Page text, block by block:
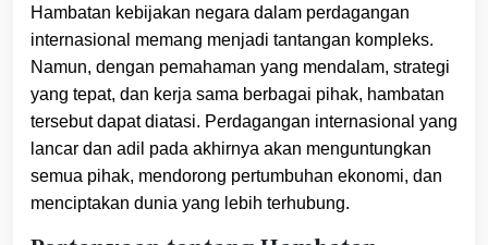
Hambatan kebijakan negara dalam perdagangan
internasional memang menjadi tantangan kompleks.
Namun, dengan pemahaman yang mendalam, strategi
yang tepat, dan kerja sama berbagai pihak, hambatan
tersebut dapat diatasi. Perdagangan internasional yang
lancar dan adil pada akhirnya akan menguntungkan
semua pihak, mendorong pertumbuhan ekonomi, dan
menciptakan dunia yang lebih terhubung.